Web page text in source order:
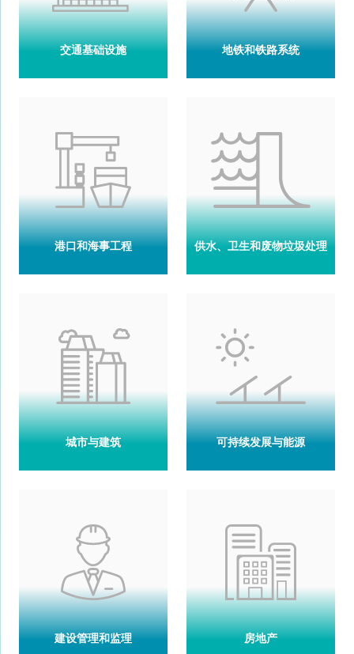
交通基础设施 地铁和铁路系统
港口和海事工程 供水、卫生和废物垃圾处理
城市与建筑 可持续发展与能源
建设管理和监理 房地产